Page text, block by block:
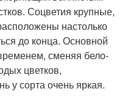
Соцветия крупные,
настолько
до конца. Основной
сменяя бело-
цветков,
у сорта очень яркая.